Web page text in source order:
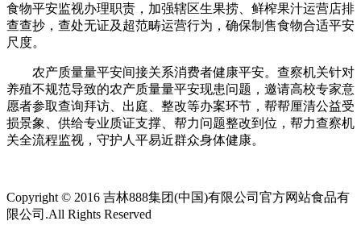
食物平安监视办理职责，加强辖区生果捞、鲜榨果汁运营店排
查查抄，查处无证及超范畴运营行为，确保制售食物合适平安
尺度。
农产质量量平安间接关系消费者健康平安。查察机关针对
养殖不规范导致的农产质量量平安现患问题，邀请高校专家意
愿者参取查询拜访、出庭、整改等办案环节，帮帮厘清公益受
损景象、供给专业质证支撑、帮力问题整改到位，帮力查察机
关全流程监视，守护人平易近群众身体健康。
Copyright © 2016 吉林888集团(中国)有限公司官方网站食品有
限公司.All Rights Reserved